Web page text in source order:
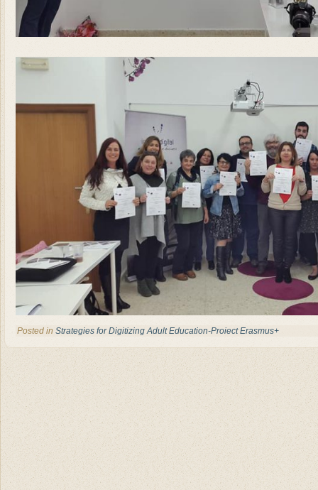
Posted in Strategies for Digitizing Adult Education-Proiect Erasmus+